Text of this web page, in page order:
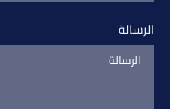
الرسالة